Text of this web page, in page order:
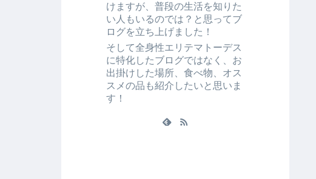
けますが、普段の生活を知りた
い人もいるのでは？と思ってブ
ログを立ち上げました！
そして全身性エリテマトーデス
に特化したブログではなく、お
出掛けした場所、食べ物、オス
スメの品も紹介したいと思いま
す！